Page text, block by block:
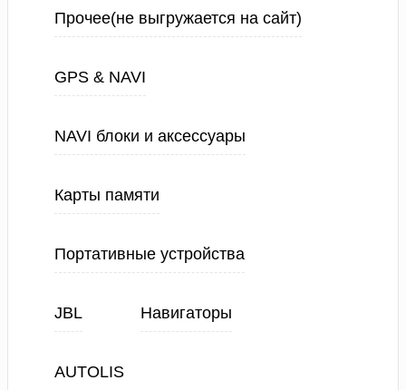
Прочее(не выгружается на сайт)
GPS & NAVI
NAVI блоки и аксессуары
Карты памяти
Портативные устройства
JBL Навигаторы
AUTOLIS